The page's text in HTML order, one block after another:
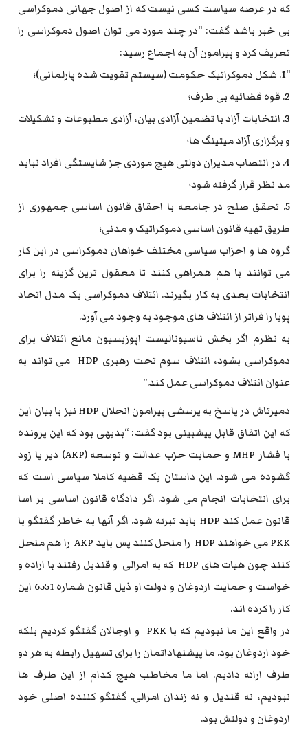
که در عرصه سیاست کسی نیست که از اصول جهانی دموکراسی
بی خبر باشد گفت: “در چند مورد می توان اصول دموکراسی را
تعریف کرد و پیرامون آن به اجماع رسید:
“1. شکل دموکراتیک حکومت (سیستم تقویت شده پارلمانی)؛
2. قوه قضائیه بی طرف؛
3. انتخابات آزاد با تضمین آزادی بیان، آزادی مطبوعات و تشکیلات
و برگزاری آزاد میتینگ ها؛
4. در انتصاب مدیران دولتی هیچ موردی جز شایستگی افراد نباید
مد نظر قرار گرفته شود؛
5. تحقق صلح در جامعه با احقاق قانون اساسی جمهوری از
طریق تهیه قانون اساسی دموکراتیک و مدنی؛
گروه ها و احزاب سیاسی مختلف خواهان دموکراسی در این کار
می توانند با هم همراهی کنند تا معقول ترین گزینه را برای
انتخابات بعدی به کار بگیرند. ائتلاف دموکراسی یک مدل اتحاد
پویا را فراتر از ائتلاف های موجود به وجود می آورد.
به نظرم اگر بخش ناسیونالیست اپوزیسیون مانع ائتلاف برای
دموکراسی بشود، ائتلاف سوم تحت رهبری HDP می تواند به
عنوان ائتلاف دموکراسی عمل کند.”
دمیرتاش در پاسخ به پرسشی پیرامون انحلال HDP نیز با بیان این
که این اتفاق قابل پیشبینی بود گفت: “بدیهی بود که این پرونده
با فشار MHP و حمایت حزب عدالت و توسعه (AKP) دیر یا زود
گشوده می شود. این داستان یک قضیه کاملا سیاسی است که
برای انتخابات انجام می شود. اگر دادگاه قانون اساسی بر اسا
قانون عمل کند HDP باید تبرئه شود. اگر آنها به خاطر گفتگو با
PKK می خواهند HDP را منحل کنند پس باید AKP را هم منحل
کنند چون هیات های HDP که به امرالی و قندیل رفتند با اراده و
خواست و حمایت اردوغان و دولت او ذیل قانون شماره 6551 این
کار را کرده اند.
در واقع این ما نبودیم که با PKK و اوجالان گفتگو کردیم بلکه
خود اردوغان بود. ما پیشنهاداتمان را برای تسهیل رابطه به هر دو
طرف ارائه دادیم. اما ما مخاطب هیچ کدام از این طرف ها
نبودیم، نه قندیل و نه زندان امرالی. گفتگو کننده اصلی خود
اردوغان و دولتش بود.